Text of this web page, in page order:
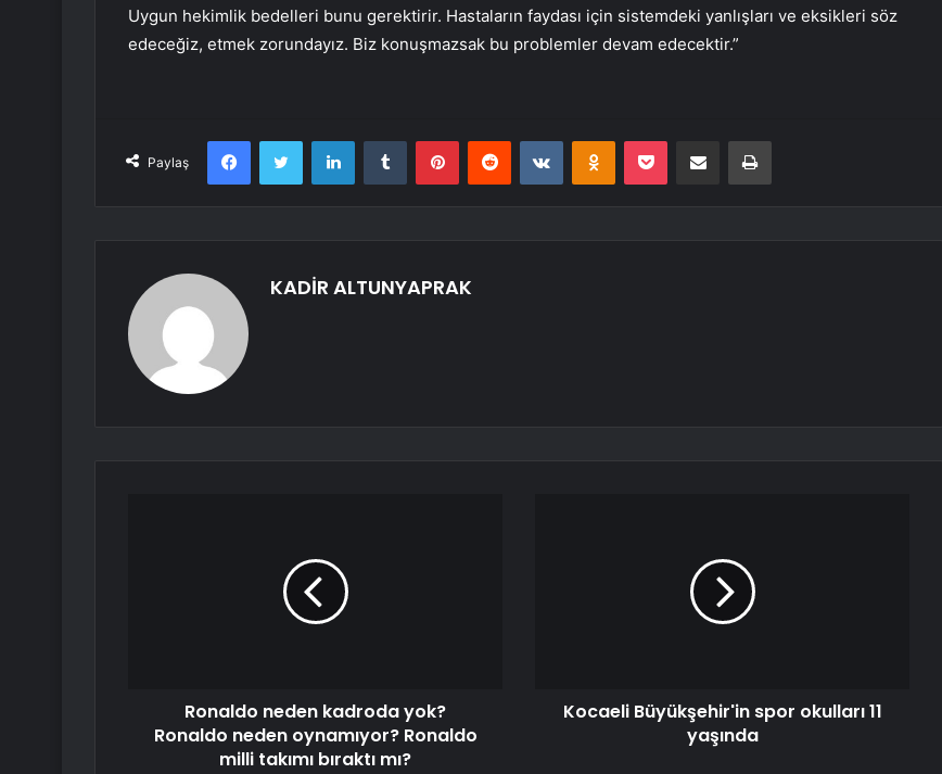
Uygun hekimlik bedelleri bunu gerektirir. Hastaların faydası için sistemdeki yanlışları ve eksikleri söz
edeceğiz, etmek zorundayız. Biz konuşmazsak bu problemler devam edecektir.”
Paylaş
FacebookTwitter LinkedInTumblr PinterestReddit VKontakteOdnoklassniki
Pocket E-Posta ile paylaş Yazdır
KADİR ALTUNYAPRAK
Ronaldo neden kadroda yok?
Ronaldo neden oynamıyor? Ronaldo
milli takımı bıraktı mı?
Kocaeli Büyükşehir'in spor okulları 11
yaşında